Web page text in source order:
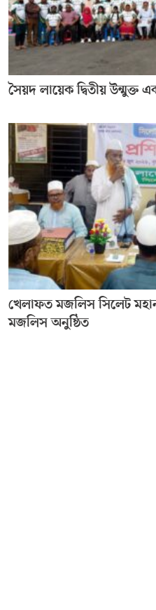
সৈয়দ লায়েক দ্বিতীয় উন্মুক্ত
খেলাফত মজলিস সিলেট
মজলিস অনুষ্ঠিত